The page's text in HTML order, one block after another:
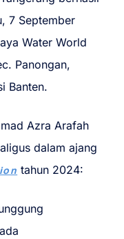
7 September
Water World
Panongan,
Banten.
Azra Arafah
dalam ajang
tahun 2024: